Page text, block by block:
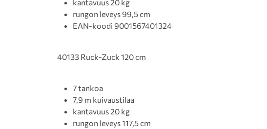
kantavuus 20 kg
rungon leveys 99,5 cm
EAN-koodi 9001567401324
40133 Ruck-Zuck 120 cm
7 tankoa
7,9 m kuivaustilaa
kantavuus 20 kg
rungon leveys 117,5 cm